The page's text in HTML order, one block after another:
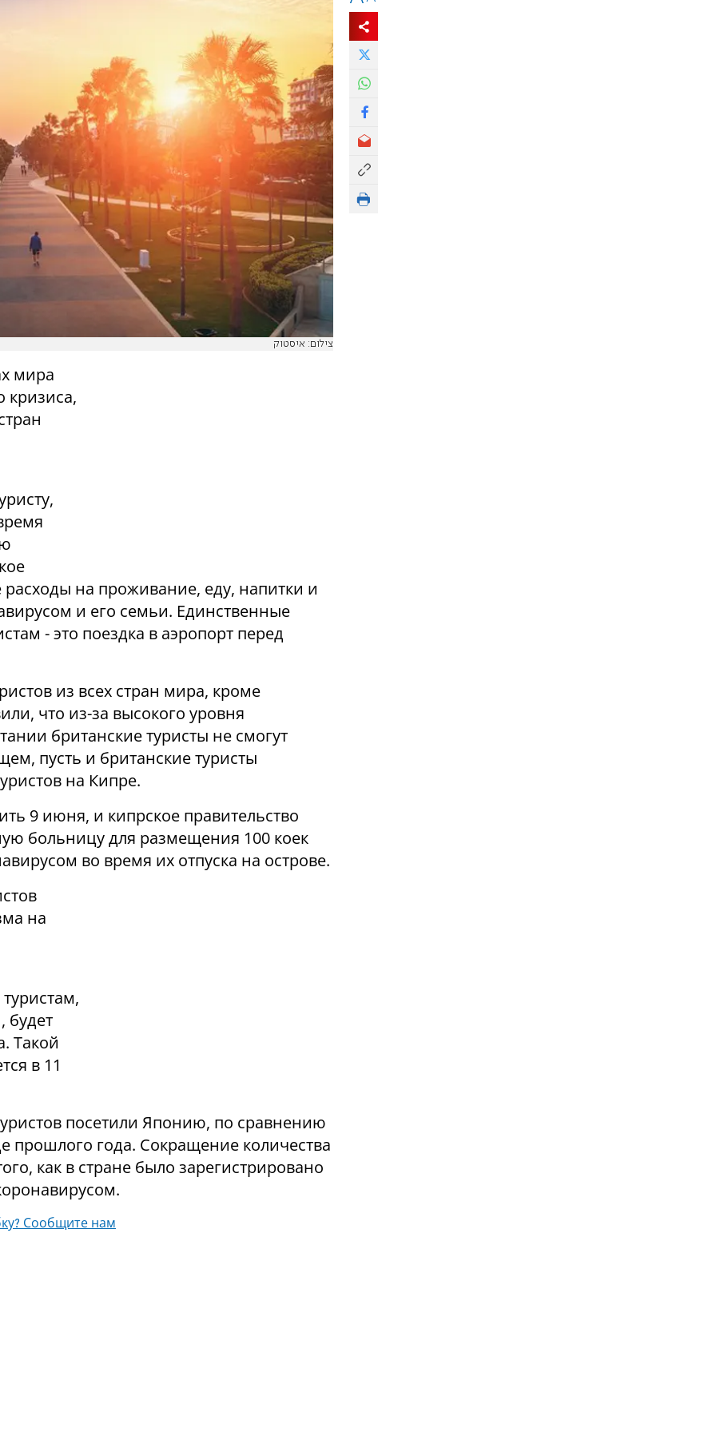
צילום: איסטוק
мира
кризиса,
расходы на проживание, еду, напитки и
и его семьи. Единственные
- это поездка в аэропорт перед
из всех стран мира, кроме
что из-за высокого уровня
британские туристы не смогут
пусть и британские туристы
на Кипре.
9 июня, и кипрское правительство
больницу для размещения 100 коек
во время их отпуска на острове.
на
будет
Такой
в 11
посетили Японию, по сравнению
прошлого года. Сокращение количества
как в стране было зарегистрировано
Сообщите нам